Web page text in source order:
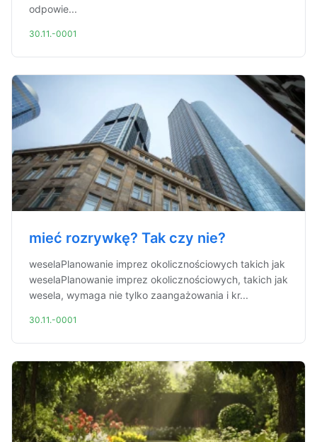
odpowie...
30.11.-0001
mieć rozrywkę? Tak czy nie?
weselaPlanowanie imprez okolicznościowych takich jak
weselaPlanowanie imprez okolicznościowych, takich jak
wesela, wymaga nie tylko zaangażowania i kr...
30.11.-0001